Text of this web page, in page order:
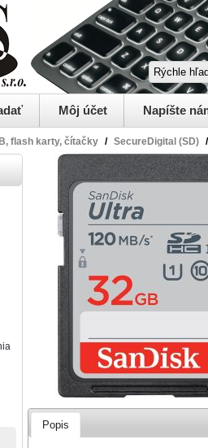
Môj účet Napíšte
flash karty, čítačky / SecureDigital (SD) /
Popis